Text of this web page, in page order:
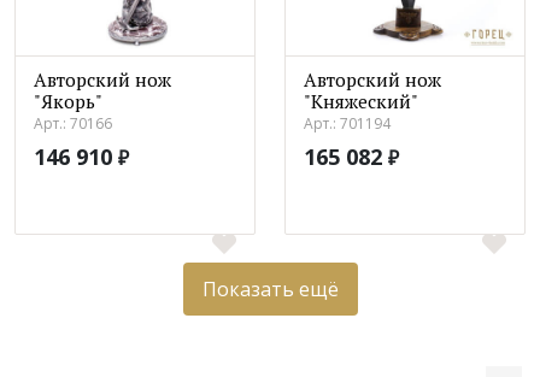
Авторский нож
"Якорь"
Арт.: 70166
146 910 ₽
Авторский нож
"Княжеский"
Арт.: 701194
165 082 ₽
Показать ещё